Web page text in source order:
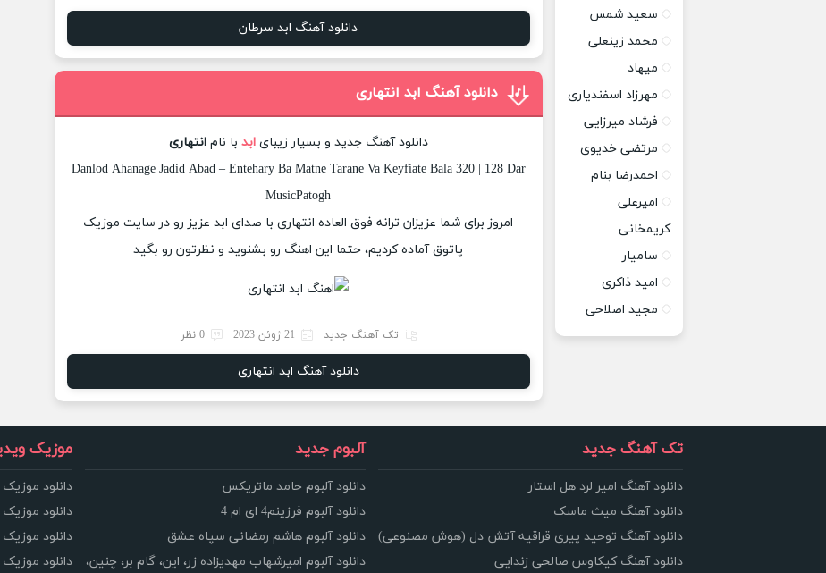
دانلود آهنگ ابد سرطان
دانلود آهنگ ابد انتهاری
دانلود آهنگ جدید و بسیار زیبایابد با نامانتهاری
Danlod Ahanage Jadid Abad – Entehary Ba Matne Tarane Va Keyfiate Bala 320 | 128 Dar
MusicPatogh
امروز برای شما عزیزان ترانه فوق العاده انتهاری با صدای ابد عزیز رو در سایت موزیک
پاتوق آماده کردیم، حتما این اهنگ رو بشنوید و نظرتون رو بگید
تک آهنگ جدید 21 ژوئن 2023 0 نظر
دانلود آهنگ ابد انتهاری
سعید شمس
محمد زینعلی
میهاد
مهرزاد اسفندیاری
فرشاد میرزایی
مرتضی خدیوی
احمدرضا بنام
امیرعلی
کریمخانی
سامیار
امید ذاکری
مجید اصلاحی
تک آهنگ جدید
دانلود آهنگ امیر لرد هل استار
دانلود آهنگ میث ماسک
دانلود آهنگ توحید پیری قراقیه آتش دل (هوش مصنوعی)
دانلود آهنگ کیکاوس صالحی زندایی
آلبوم جدید
دانلود آلبوم حامد ماتریکس
دانلود آلبوم فرزینم4 ای ام 4
دانلود آلبوم هاشم رمضانی سپاه عشق
دانلود آلبوم امیرشهاب مهدیزاده زر، این، گام بر، چنین،
موزیک
دانلود
دانلود
دانلود
دانلود